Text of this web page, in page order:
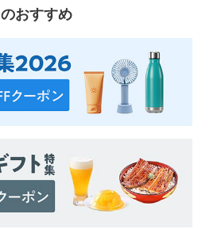
のおすすめ